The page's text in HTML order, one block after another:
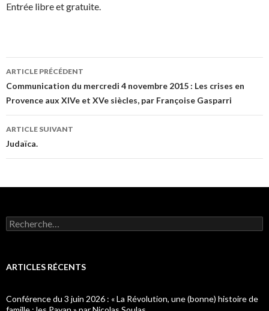
Entrée libre et gratuite.
Navigation
des
articles
ARTICLE PRÉCÉDENT
Communication du mercredi 4 novembre 2015 : Les crises en
Provence aux XIVe et XVe siècles, par Françoise Gasparri
ARTICLE SUIVANT
Judaïca.
R
e
e
h
e
ARTICLES RÉCENTS
Conférence du 3 juin 2026 : « La Révolution, une (bonne) histoire de